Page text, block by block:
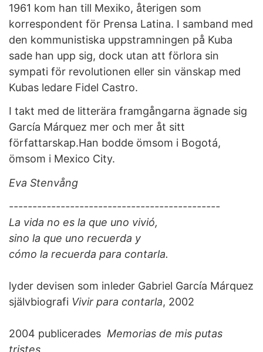
1961 kom han till Mexiko, återigen som
korrespondent för Prensa Latina. I samband med
den kommunistiska uppstramningen på Kuba
sade han upp sig, dock utan att förlora sin
sympati för revolutionen eller sin vänskap med
Kubas ledare Fidel Castro.
I takt med de litterära framgångarna ägnade sig
García Márquez mer och mer åt sitt
författarskap.Han bodde ömsom i Bogotá,
ömsom i Mexico City.
Eva Stenvång
---------------------------------------------
La vida no es la que uno vivió,
sino la que uno recuerda y
cómo la recuerda para contarla.
lyder devisen som inleder Gabriel García Márquez
självbiografi Vivir para contarla, 2002
2004 publicerades Memorias de mis putas
tristes